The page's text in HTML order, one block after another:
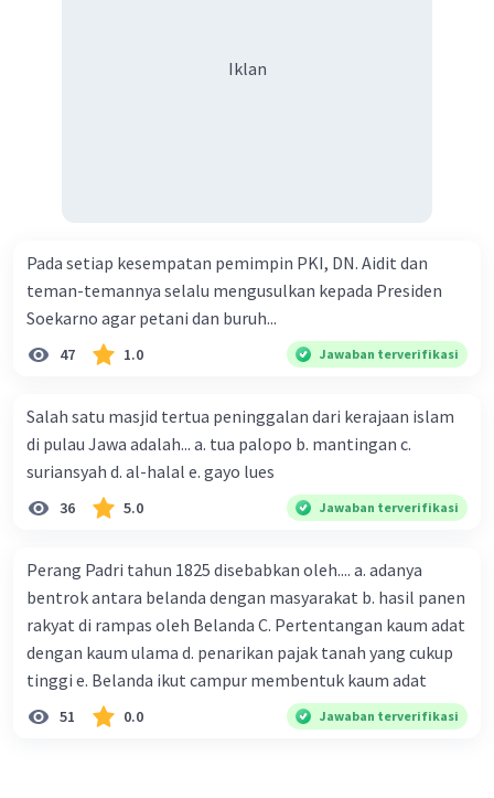
mengumpulkan informasi awal tentang topik
Iklan
Pada setiap kesempatan pemimpin PKI, DN. Aidit dan
teman-temannya selalu mengusulkan kepada Presiden
Soekarno agar petani dan buruh...
47 1.0 Jawaban terverifikasi
Salah satu masjid tertua peninggalan dari kerajaan islam
di pulau Jawa adalah... a. tua palopo b. mantingan c.
suriansyah d. al-halal e. gayo lues
36 5.0 Jawaban terverifikasi
Perang Padri tahun 1825 disebabkan oleh.... a. adanya
bentrok antara belanda dengan masyarakat b. hasil panen
rakyat di rampas oleh Belanda C. Pertentangan kaum adat
dengan kaum ulama d. penarikan pajak tanah yang cukup
tinggi e. Belanda ikut campur membentuk kaum adat
51 0.0 Jawaban terverifikasi